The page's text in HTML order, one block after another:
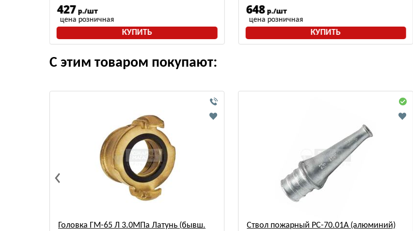
427 р./шт
цена розничная
КУПИТЬ
648 р./шт
цена розничная
КУПИТЬ
С этим товаром покупают:
Головка ГМ-65 Л 3.0МПа Латунь (бывш.
Ствол пожарный РС-70.01А (алюминий)